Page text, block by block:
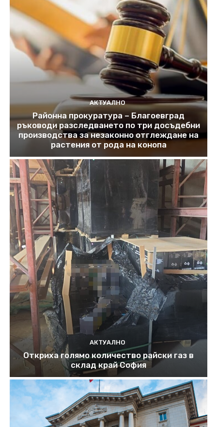
АКТУАЛНО
Районна прокуратура – Благоевград
ръководи разследването по три досъдебни
производства за незаконно отглеждане на
растения от рода на конопа
АКТУАЛНО
Откриха голямо количество райски газ в
склад край София